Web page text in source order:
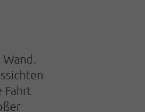
Fahrt